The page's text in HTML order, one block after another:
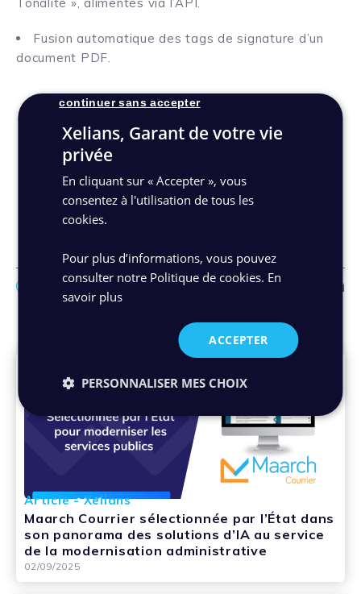
Fusion automatique des tags de signature d’un
document PDF.
Découvrez la release note
Découvrez Maarch Courrier
Autres actualités
Article - Xelians
Maarch Courrier sélectionnée par l’État dans
son panorama des solutions d’IA au service
de la modernisation administrative
02/09/2025
Xelians, Garant de votre vie
privée
En cliquant sur « Accepter », vous
consentez à l'utilisation de tous les
cookies.
Pour plus d’informations, vous pouvez
consulter notre Politique de cookies. En
savoir plus
ACCEPTER
continuer sans accepter
PERSONNALISER MES CHOIX